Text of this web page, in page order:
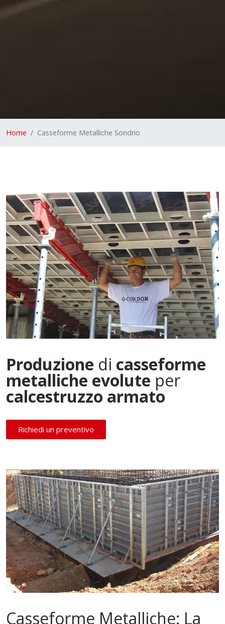
Home Casseforme Metalliche Sondrio
Produzione di casseforme
metalliche evolute per
calcestruzzo armato
Richiedi un preventivo
Casseforme Metalliche: La